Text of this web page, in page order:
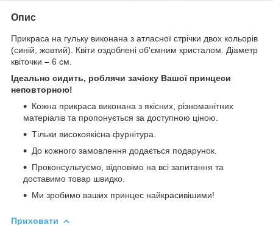
Опис
Прикраса на гульку виконана з атласної стрічки двох кольорів
(синій, жовтий). Квіти оздоблені об'ємним кристалом. Діаметр
квіточки – 6 см.
Ідеально сидить, роблячи зачіску Вашої принцеси
неповторною!
Кожна прикраса виконана з якісних, різноманітних
матеріалів та пропонується за доступною ціною.
Тільки високоякісна фурнітура.
До кожного замовлення додається подарунок.
Проконсультуємо, відповімо на всі запитання та
доставимо товар швидко.
Ми зробимо ваших принцес найкрасивішими!
Приховати